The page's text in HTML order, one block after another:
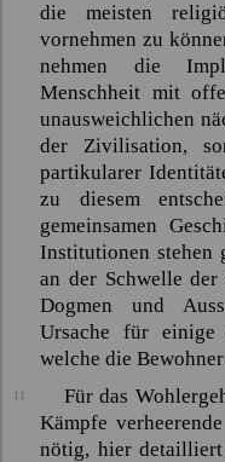
die meisten
vornehmen zu
nehmen die
Menschheit mit
unausweichlichen
der Zivilisation,
partikularer
zu diesem
gemeinsamen
Institutionen stehen
an der Schwelle
Dogmen und
Ursache für einige
welche die
11
Für das
Kämpfe
nötig, hier detailliert